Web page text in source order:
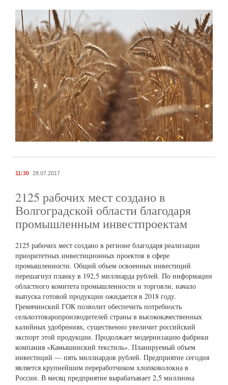
11:30 28.07.2017
2125 рабочих мест создано в
Волгоградской области благодаря
промышленным инвестпроектам
2125 рабочих мест создано в регионе благодаря реализации
приоритетных инвестиционных проектов в сфере
промышленности. Общий объем освоенных инвестиций
перешагнул планку в 192,5 миллиарда рублей. По информации
областного комитета промышленности и торговли, начало
выпуска готовой продукции ожидается в 2018 году.
Гремячинский ГОК позволит обеспечить потребность
сельхозтоваропроизводителей страны в высококачественных
калийных удобрениях, существенно увеличит российский
экспорт этой продукции. Продолжает модернизацию фабрики
компания «Камышинский текстиль». Планируемый объем
инвестиций — пять миллиардов рублей. Предприятие сегодня
является крупнейшим переработчиком хлопковолокна в
России. В месяц предприятие вырабатывает 2,5 миллиона